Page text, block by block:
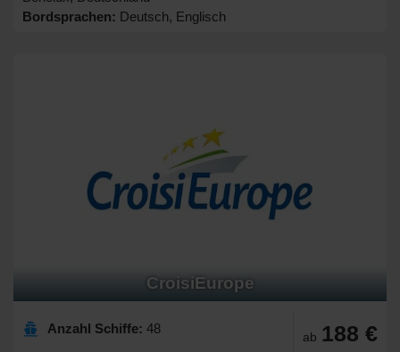
Bordsprachen: Deutsch, Englisch
CroisiEurope
Anzahl Schiffe: 48
ab 188 €